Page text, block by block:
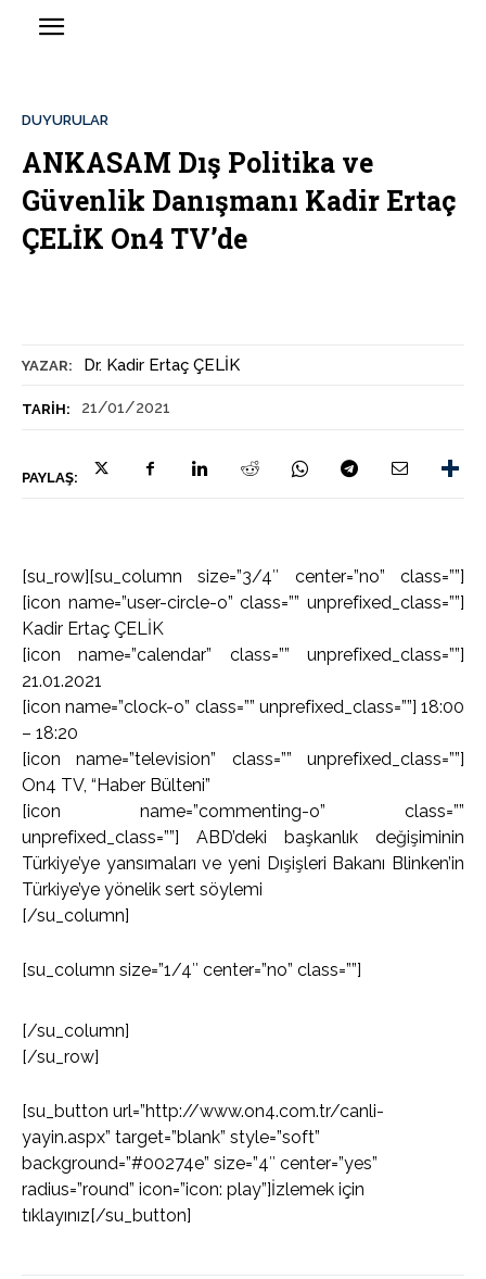
YAZAR: Dr. Kadir Ertaç ÇELİK
TARIH: 21/01/2021
PAYLAŞ:
DUYURULAR
ANKASAM Dış Politika ve
Güvenlik Danışmanı Kadir Ertaç
ÇELİK On4 TV’de
[su_row][su_column size=”3/4″ center=”no” class=””]
[icon name=”user-circle-o” class=”” unprefixed_class=””]
Kadir Ertaç ÇELİK
[icon name=”calendar” class=”” unprefixed_class=””]
21.01.2021
[icon name=”clock-o” class=”” unprefixed_class=””] 18:00
– 18:20
[icon name=”television” class=”” unprefixed_class=””]
On4 TV, “Haber Bülteni”
[icon name=”commenting-o” class=””
unprefixed_class=””] ABD’deki başkanlık değişiminin
Türkiye’ye yansımaları ve yeni Dışişleri Bakanı Blinken’in
Türkiye’ye yönelik sert söylemi
[/su_column]
[su_column size=”1/4″ center=”no” class=””]
[/su_column]
[/su_row]
[su_button url=”http://www.on4.com.tr/canli-
yayin.aspx” target=”blank” style=”soft”
background=”#00274e” size=”4″ center=”yes”
radius=”round” icon=”icon: play”]İzlemek için
tıklayınız[/su_button]